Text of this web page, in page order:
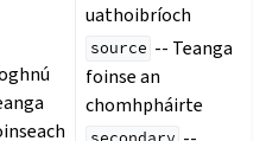
uathoibríoch
source -- Teanga
foinse an
chomhpháirte